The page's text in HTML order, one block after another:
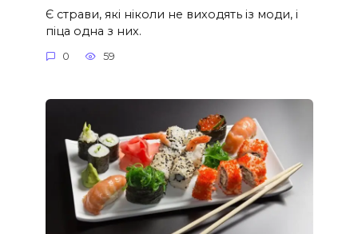
Є страви, які ніколи не виходять із моди, і
піца одна з них.
0 59